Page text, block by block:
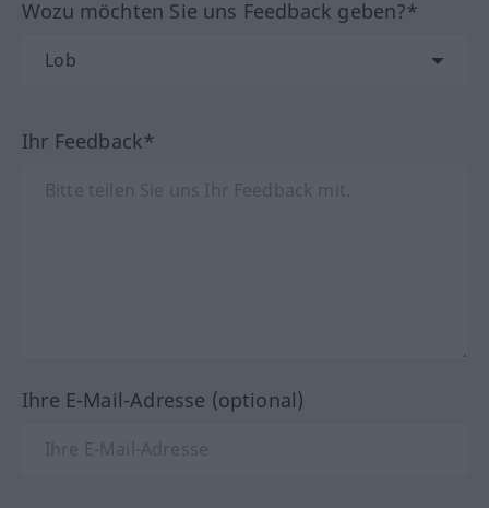
Wozu möchten Sie uns Feedback geben?*
Ihr Feedback*
Ihre E-Mail-Adresse (optional)